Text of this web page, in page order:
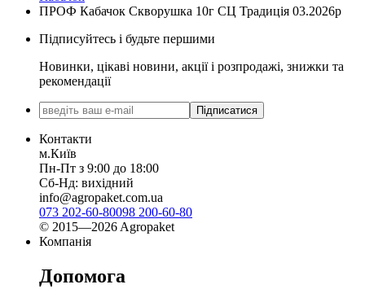
ПРОФ Кабачок Скворушка 10г СЦ Традиція 03.2026р
Підписуйтесь і будьте першими
Новинки, цікаві новини, акції і розпродажі, знижки та
рекомендації
Підписатися
Контакти
м.Київ
Пн-Пт з 9:00 до 18:00
Сб-Нд: вихідний
info@agropaket.com.ua
073 202-60-80098 200-60-80
© 2015—2026 Agropaket
Компанія
Допомога